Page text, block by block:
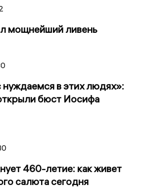
мощнейший ливень
в этих людях»:
бюст Иосифа
460-летие: как живет
салюта сегодня